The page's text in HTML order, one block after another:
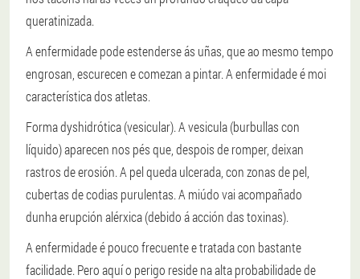
queratinizada.
A enfermidade pode estenderse ás uñas, que ao mesmo tempo
engrosan, escurecen e comezan a pintar. A enfermidade é moi
característica dos atletas.
Forma dyshidrótica (vesicular).A vesicula (burbullas con
líquido) aparecen nos pés que, despois de romper, deixan
rastros de erosión. A pel queda ulcerada, con zonas de pel,
cubertas de codias purulentas. A miúdo vai acompañado
dunha erupción alérxica (debido á acción das toxinas).
A enfermidade é pouco frecuente e tratada con bastante
facilidade. Pero aquí o perigo reside na alta probabilidade de